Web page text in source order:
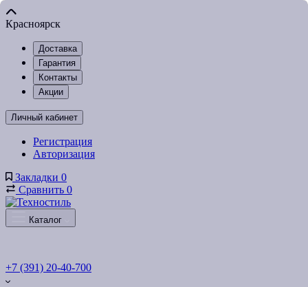
Красноярск
Доставка
Гарантия
Контакты
Акции
Личный кабинет
Регистрация
Авторизация
Закладки 0
Сравнить 0
Каталог
+7 (391) 20-40-700